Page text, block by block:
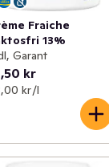
Fraiche
13%
Garant
kr
kr /l